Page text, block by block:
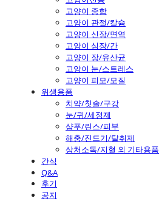
고양이 종합
고양이 관절/칼슘
고양이 신장/면역
고양이 심장/간
고양이 장/유산균
고양이 눈/스트레스
고양이 피모/모질
위생용품
치약/칫솔/구강
눈/귀/세정제
샴푸/린스/피부
해충/진드기/탈취제
상처소독/지혈 외 기타용품
간식
Q&A
후기
공지